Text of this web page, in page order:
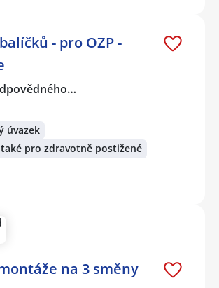
- pro OZP -
úvazek
pro zdravotně postižené
na 3 směny